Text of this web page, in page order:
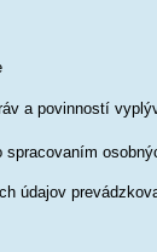
a povinností
údajov